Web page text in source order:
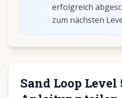
erfolgreich
zum nächsten
Sand Loop Level